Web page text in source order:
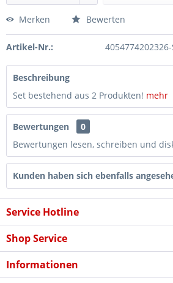
Merken Bewerten
Artikel-Nr.: 4054774202326-
Beschreibung
Set bestehend aus 2 Produkten! mehr
Bewertungen
0
Bewertungen lesen, schreiben und
Kunden haben sich ebenfalls
Service Hotline
Shop Service
Informationen